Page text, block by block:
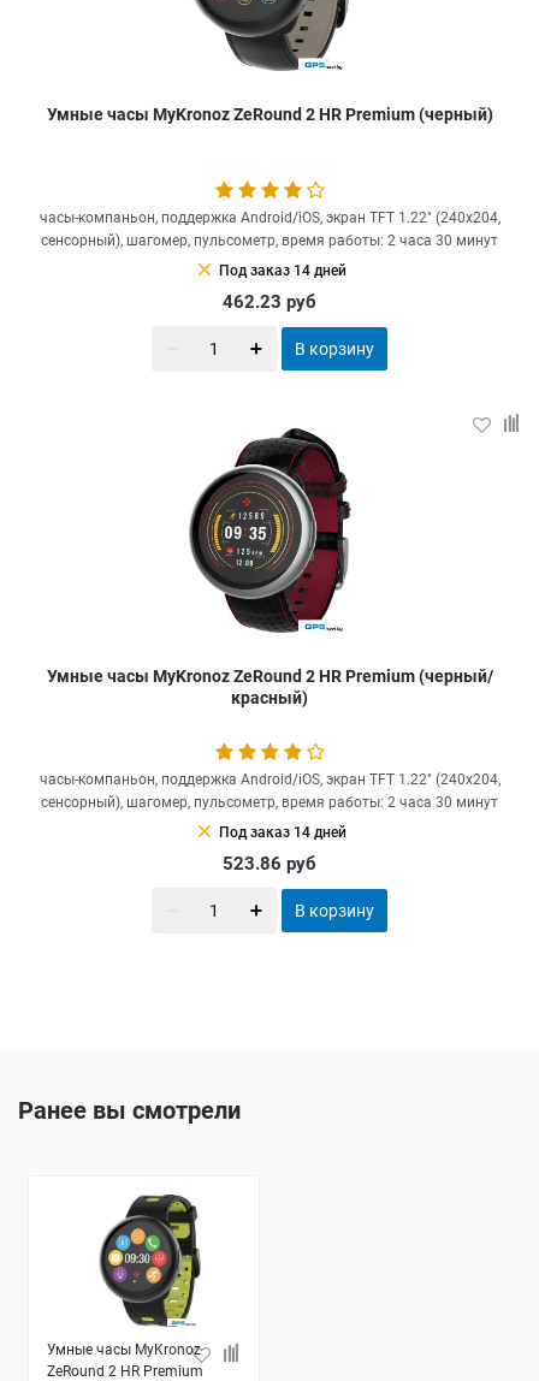
Умные часы MyKronoz ZeRound 2 HR Premium (черный)
часы-компаньон, поддержка Android/iOS, экран TFT 1.22" (240x204,
сенсорный), шагомер, пульсометр, время работы: 2 часа 30 минут
clear Под заказ 14 дней
462.23 руб
В корзину
Умные часы MyKronoz ZeRound 2 HR Premium (черный/
красный)
часы-компаньон, поддержка Android/iOS, экран TFT 1.22" (240x204,
сенсорный), шагомер, пульсометр, время работы: 2 часа 30 минут
clear Под заказ 14 дней
523.86 руб
В корзину
Ранее вы смотрели
Умные часы MyKronoz
ZeRound 2 HR Premium